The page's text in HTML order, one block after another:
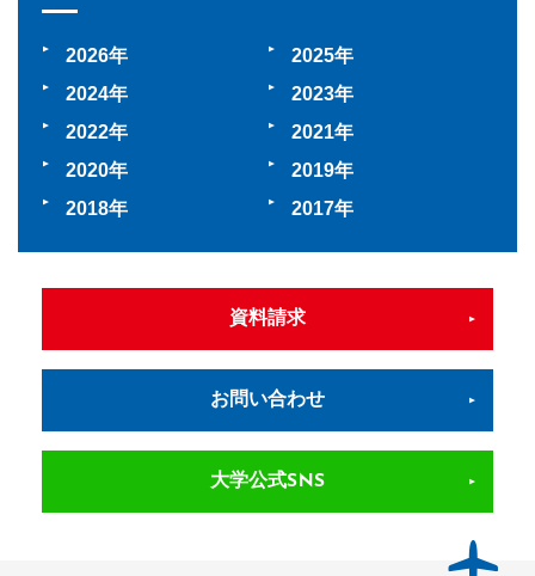
2026
2025
2024
2023
2022
2021
2020
2019
2018
2017
資料請求
お問い合わせ
大学公式SNS